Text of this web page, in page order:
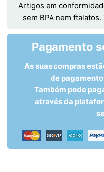
Artigos em
sem BPA nem
Pagamento
As suas compras
de
Também pode
através da